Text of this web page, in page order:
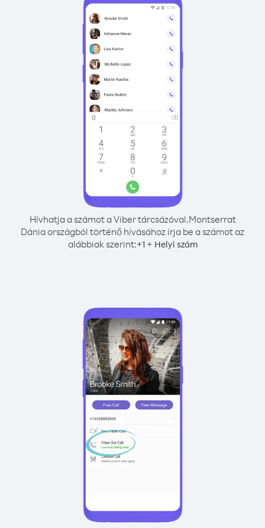
Hívhatja a számot a Viber tárcsázóval.Montserrat
Dánia országból történő hívásához írja be a számot az
alábbiak szerint:+1+ Helyi szám